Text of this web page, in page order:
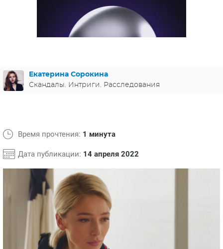
ФРАНЦИЯ
Екатерина Сорокина
Скандалы. Интриги. Расследования
Время прочтения: 1 минута
Дата публикации: 14 апреля 2022